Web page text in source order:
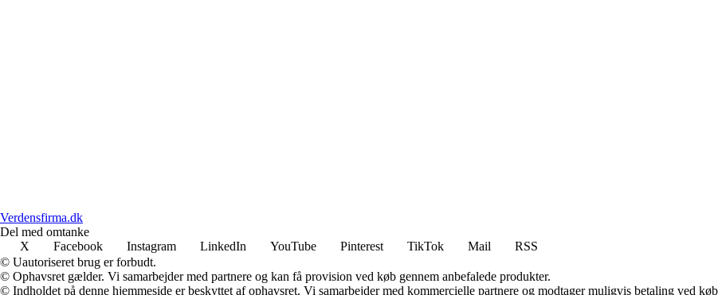
Verdensfirma.dk
Del med omtanke
X
Facebook Instagram LinkedIn YouTube Pinterest TikTok Mail
RSS
© Uautoriseret brug er forbudt.
© Ophavsret gælder. Vi samarbejder med partnere og kan få provision ved køb gennem anbefalede produkter.
© Indholdet på denne hjemmeside er beskyttet af ophavsret. Vi samarbejder med kommercielle partnere og modtager muligvis betaling ved